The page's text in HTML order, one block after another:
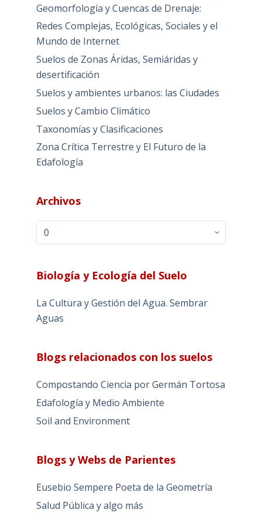
Geomorfología y Cuencas de Drenaje:
Redes Complejas, Ecológicas, Sociales y el
Mundo de Internet
Suelos de Zonas Áridas, Semiáridas y
desertificación
Suelos y ambientes urbanos: las Ciudades
Suelos y Cambio Climático
Taxonomías y Clasificaciones
Zona Crítica Terrestre y El Futuro de la
Edafología
Archivos
Archivos
Biología y Ecología del Suelo
La Cultura y Gestión del Agua. Sembrar
Aguas
Blogs relacionados con los suelos
Compostando Ciencia por Germán Tortosa
Edafología y Medio Ambiente
Soil and Environment
Blogs y Webs de Parientes
Eusebio Sempere Poeta de la Geometría
Salud Pública y algo más